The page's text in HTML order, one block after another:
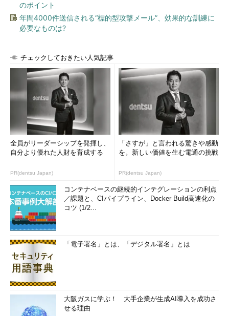
のポイント
年間4000件送信される“標的型攻撃メール”、効果的な訓練に
必要なものは?
チェックしておきたい人気記事
全員がリーダーシップを発揮し、
自分より優れた人財を育成する
PR(dentsu Japan)
「さすが」と言われる驚きや感動
を。新しい価値を生む電通の挑戦
PR(dentsu Japan)
コンテナベースの継続的インテグレーションの利点
／課題と、CIパイプライン、Docker Build高速化の
コツ (1/2...
「電子署名」とは、「デジタル署名」とは
大阪ガスに学ぶ！ 大手企業が生成AI導入を成功さ
せる理由